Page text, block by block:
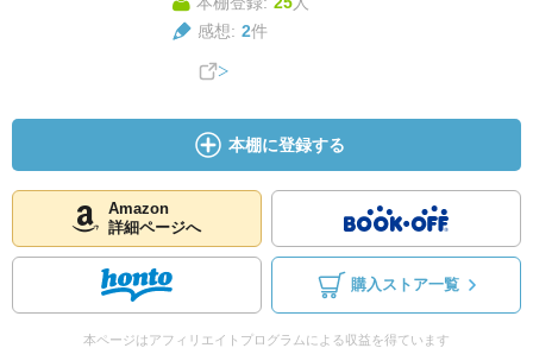
感想: 2件
本棚に登録する
Amazon
詳細ページへ
購入ストア一覧
本ページはアフィリエイトプログラムによる収益を得ています